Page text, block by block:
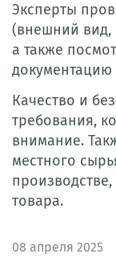
Эксперты
(внешний вид,
а также
документацию
Качество и
требования,
внимание.
местного
производстве,
товара.
08 апреля 2025